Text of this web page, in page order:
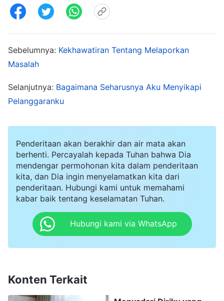
pekerjaan Tuhan, semuanya juga tidak akan
berhasil tanpa upaya dan kerja samaku. Walau
kenyataan bahwa pekerjaan ini telah
membuahkan hasil seperti itu membuktikan
bahwa aku memiliki kenyataan kebenaran, kalau
tidak, bagaimana mungkin tugas yang begitu
kontribusiku sangat besar dan aku adalah talenta
yang langka. Terutama ketika pemimpin memuji
kemampuan kerja kami, aku menjadi makin yakin
bahwa aku memiliki kenyataan kebenaran, dan
tidak ada seorang pun di gereja yang sebagus
aku. Sejak itu, aku berjalan dengan kepala tegak,
dan setiap kali ada kesempatan, aku akan
menyampaikannya kepada semua orang dengan
sangat rinci, berharap saudara-saudari tahu
Sebelumnya: Kekhawatiran Tentang Melaporkan
Masalah
Selanjutnya: Bagaimana Seharusnya Aku Menyikapi
Pelanggaranku
Penderitaan akan berakhir dan air mata akan
berhenti. Percayalah kepada Tuhan bahwa Dia
mendengar permohonan kita dalam penderitaan
kita, dan Dia ingin menyelamatkan kita dari
penderitaan. Hubungi kami untuk memahami
kabar baik tentang keselamatan Tuhan.
Hubungi kami via WhatsApp
Konten Terkait